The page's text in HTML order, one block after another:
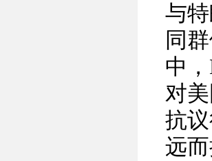
与
同
中
对
抗
远